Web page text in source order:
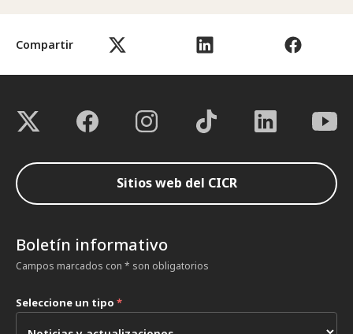
Compartir
Sitios web del CICR
Boletín informativo
Campos marcados con * son obligatorios
Seleccione un tipo *